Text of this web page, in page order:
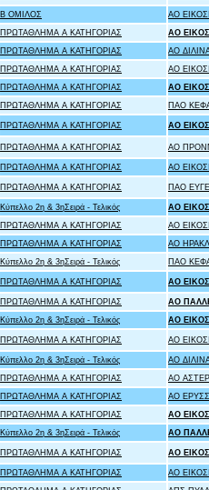
Β ΟΜΙΛΟΣ
ΑΟ
ΠΡΩΤΑΘΛΗΜΑ Α ΚΑΤΗΓΟΡΙΑΣ
ΑΟ
ΠΡΩΤΑΘΛΗΜΑ Α ΚΑΤΗΓΟΡΙΑΣ
ΑΟ
ΠΡΩΤΑΘΛΗΜΑ Α ΚΑΤΗΓΟΡΙΑΣ
ΑΟ
ΠΡΩΤΑΘΛΗΜΑ Α ΚΑΤΗΓΟΡΙΑΣ
ΑΟ
ΠΡΩΤΑΘΛΗΜΑ Α ΚΑΤΗΓΟΡΙΑΣ ΠΑΟ
ΠΡΩΤΑΘΛΗΜΑ Α ΚΑΤΗΓΟΡΙΑΣ ΑΟ
ΠΡΩΤΑΘΛΗΜΑ Α ΚΑΤΗΓΟΡΙΑΣ ΑΟ
ΠΡΩΤΑΘΛΗΜΑ Α ΚΑΤΗΓΟΡΙΑΣ ΑΟ
ΠΡΩΤΑΘΛΗΜΑ Α ΚΑΤΗΓΟΡΙΑΣ ΠΑΟ
Κύπελλο 2η & 3ηΣειρά - Τελικός
ΑΟ
ΠΡΩΤΑΘΛΗΜΑ Α ΚΑΤΗΓΟΡΙΑΣ
ΑΟ
ΠΡΩΤΑΘΛΗΜΑ Α ΚΑΤΗΓΟΡΙΑΣ
ΑΟ
Κύπελλο 2η & 3ηΣειρά - Τελικός ΠΑΟ
ΠΡΩΤΑΘΛΗΜΑ Α ΚΑΤΗΓΟΡΙΑΣ ΑΟ
ΠΡΩΤΑΘΛΗΜΑ Α ΚΑΤΗΓΟΡΙΑΣ
ΑΟ
Κύπελλο 2η & 3ηΣειρά - Τελικός ΑΟ
ΠΡΩΤΑΘΛΗΜΑ Α ΚΑΤΗΓΟΡΙΑΣ ΑΟ
Κύπελλο 2η & 3ηΣειρά - Τελικός
ΑΟ
ΠΡΩΤΑΘΛΗΜΑ Α ΚΑΤΗΓΟΡΙΑΣ
ΑΟ
ΠΡΩΤΑΘΛΗΜΑ Α ΚΑΤΗΓΟΡΙΑΣ
ΑΟ
ΠΡΩΤΑΘΛΗΜΑ Α ΚΑΤΗΓΟΡΙΑΣ
ΑΟ
Κύπελλο 2η & 3ηΣειρά - Τελικός ΑΟ
ΠΡΩΤΑΘΛΗΜΑ Α ΚΑΤΗΓΟΡΙΑΣ ΑΟ
ΠΡΩΤΑΘΛΗΜΑ Α ΚΑΤΗΓΟΡΙΑΣ
ΑΟ